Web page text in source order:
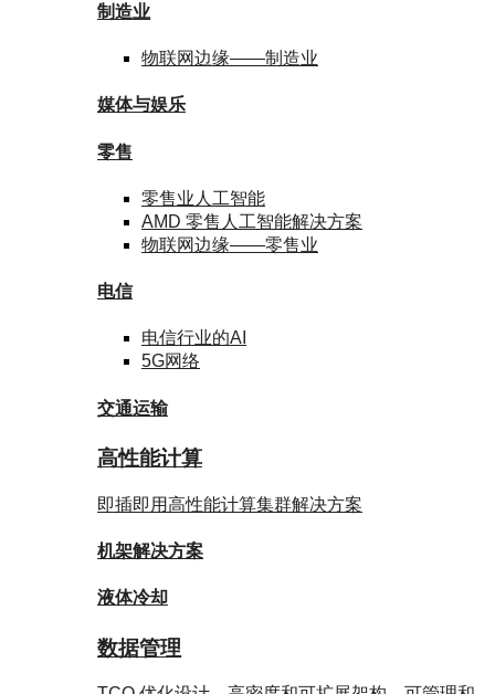
制造业
物联网边缘——制造业
媒体与娱乐
零售
零售业 人工智能
AMD 零售人工智能解决方案
物联网边缘——零售业
电信
电信行业的AI
5G网络
交通运输
高性能计算
即插即用高性能计算集群解决方案
机架解决方案
液体冷却
数据管理